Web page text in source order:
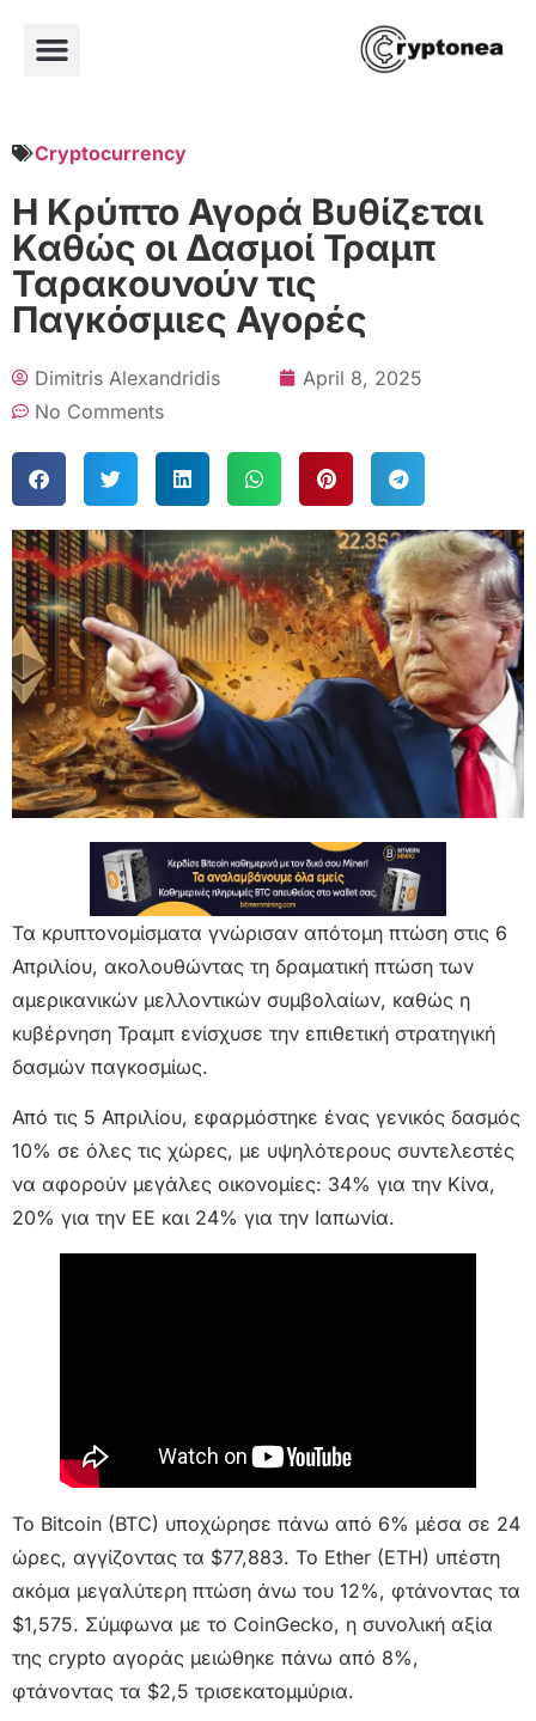
Cryptocurrency
Η Κρύπτο Αγορά Βυθίζεται
Καθώς οι Δασμοί Τραμπ
Ταρακουνούν τις
Παγκόσμιες Αγορές
Dimitris Alexandridis
April 8, 2025
No Comments
Τα κρυπτονομίσματα γνώρισαν απότομη πτώση στις 6
Απριλίου, ακολουθώντας τη δραματική πτώση των
αμερικανικών μελλοντικών συμβολαίων, καθώς η
κυβέρνηση Τραμπ ενίσχυσε την επιθετική στρατηγική
δασμών παγκοσμίως.
Από τις 5 Απριλίου, εφαρμόστηκε ένας γενικός δασμός
10% σε όλες τις χώρες, με υψηλότερους συντελεστές
να αφορούν μεγάλες οικονομίες: 34% για την Κίνα,
20% για την ΕΕ και 24% για την Ιαπωνία.
Το Bitcoin (BTC) υποχώρησε πάνω από 6% μέσα σε 24
ώρες, αγγίζοντας τα $77,883. Το Ether (ETH) υπέστη
ακόμα μεγαλύτερη πτώση άνω του 12%, φτάνοντας τα
$1,575. Σύμφωνα με το CoinGecko, η συνολική αξία
της crypto αγοράς μειώθηκε πάνω από 8%,
φτάνοντας τα $2,5 τρισεκατομμύρια.